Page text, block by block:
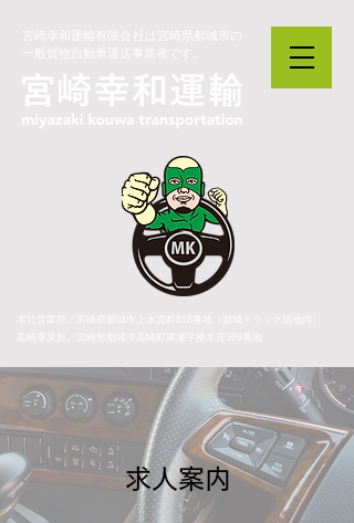
宮崎幸和運輸有限会社は宮崎県都城市の
一般貨物自動車運送事業者です。
求人案内